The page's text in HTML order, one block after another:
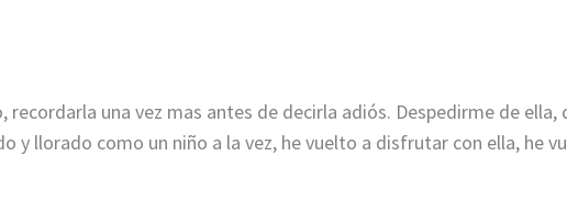
recordarla una vez mas antes de decirla adiós. Despedirme de
y llorado como un niño a la vez, he vuelto a disfrutar con ella, he